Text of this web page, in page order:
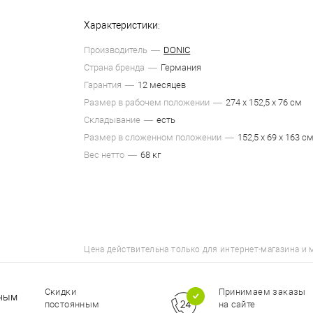
Характеристики:
Производитель
DONIC
Страна бренда
Германия
Гарантия
12 месяцев
Размер в рабочем положении
274 х 152,5 х 76 см
Складывание
есть
Размер в сложенном положении
152,5 х 69 х 163
Вес нетто
68 кг
Цена действительна только для интернет-магазина
Принимаем заказы
на сайте